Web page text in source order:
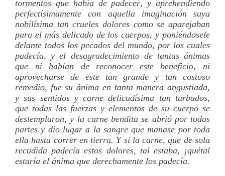
tormentos que habí­a de padecer, y aprehendiendo
perfectí­simamente con aquella imaginación suya
nobilí­sima tan crueles dolores como se aparejaban
para el más delicado de los cuerpos, y poniéndosele
delante todos los pecados del mundo, por los cuales
padecí­a, y el desagradecimiento de tantas ánimas
que ni habí­an de reconocer este beneficio, ni
aprovecharse de este tan grande y tan costoso
remedio, fue su ánima en tanta manera angustiada,
y sus sentidos y carne delicadí­sima tan turbados,
que todas las fuerzas y elementos de su cuerpo se
destemplaron, y la carne bendita se abrió por todas
partes y dio lugar a la sangre que manase por toda
ella hasta correr en tierra. Y si la carne, que de sola
recudida padecí­a estos dolores, tal estaba, ¡quétal
estarí­a el ánima que derechamente los padecí­a.